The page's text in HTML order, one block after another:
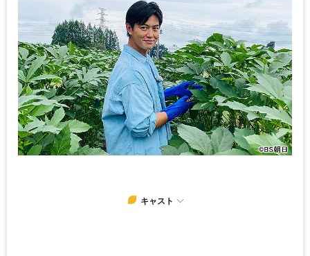
キャスト